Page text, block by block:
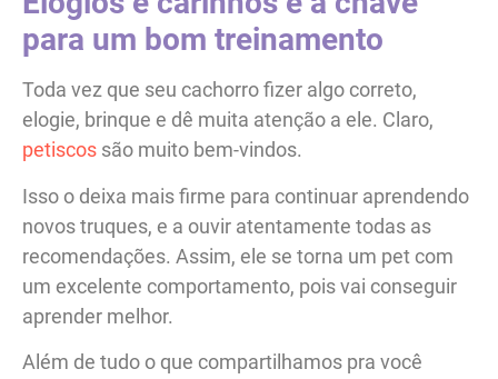
para um bom treinamento
Toda vez que seu cachorro fizer algo correto,
elogie, brinque e dê muita atenção a ele. Claro,
petiscos são muito bem-vindos.
Isso o deixa mais firme para continuar aprendendo
novos truques, e a ouvir atentamente todas as
recomendações. Assim, ele se torna um pet com
um excelente comportamento, pois vai conseguir
aprender melhor.
Além de tudo o que compartilhamos pra você